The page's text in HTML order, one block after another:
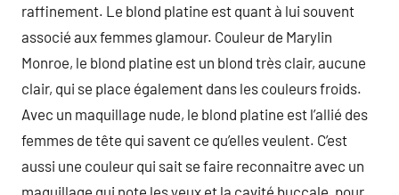
raffinement. Le blond platine est quant à lui souvent
associé aux femmes glamour. Couleur de Marylin
Monroe, le blond platine est un blond très clair, aucune
clair, qui se place également dans les couleurs froids.
Avec un maquillage nude, le blond platine est l’allié des
femmes de tête qui savent ce qu’elles veulent. C’est
aussi une couleur qui sait se faire reconnaitre avec un
maquillage qui note les yeux et la cavité buccale, pour